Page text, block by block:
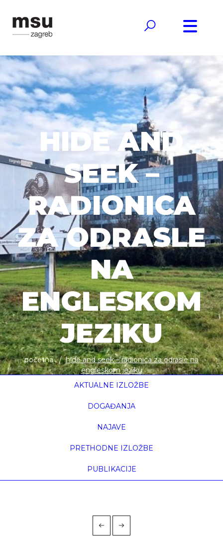
HIDE AND
SEEK –
RADIONICA
ZA ODRASLE
NA
ENGLESKOM
JEZIKU
početna
hide and seek – radionica za odrasle na
engleskom jeziku
AKTUALNE IZLOŽBE
DOGAĐANJA
NAJAVE
PRETHODNE IZLOŽBE
PUBLIKACIJE